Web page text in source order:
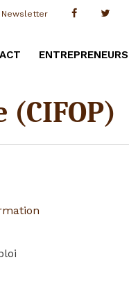
Newsletter
ENTREPRENEURS